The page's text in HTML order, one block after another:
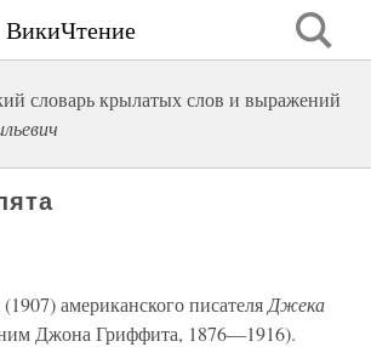
ВикиЧтение
словарь крылатых слов и выражений
американского писателя Джека
Джона Гриффита, 1876—1916).